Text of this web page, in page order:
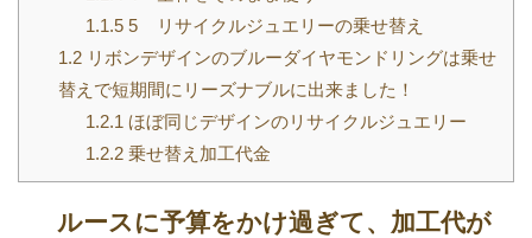
1.1.55 リサイクルジュエリーの乗せ替え
1.2リボンデザインのブルーダイヤモンドリングは乗せ
替えで短期間にリーズナブルに出来ました！
1.2.1 ほぼ同じデザインのリサイクルジュエリー
1.2.2乗せ替え加工代金
ルースに予算をかけ過ぎて、加工代が